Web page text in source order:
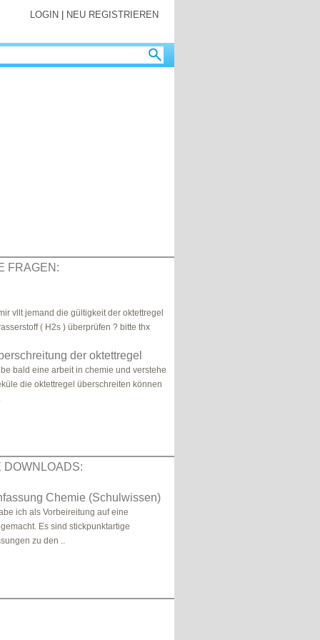
LOGIN NEU REGISTRIEREN
FRAGEN:
vllt jemand die gültigkeit der oktettregel
( H2s ) überprüfen ? bitte thx
der oktettregel
bald eine arbeit in chemie und verstehe
die oktettregel überschreiten können
DOWNLOADS:
Chemie (Schulwissen)
ich als Vorbeireitung auf eine
Es sind stickpunktartige
zu den ..